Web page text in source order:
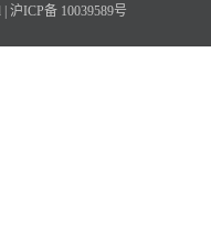
沪ICP备 10039589号